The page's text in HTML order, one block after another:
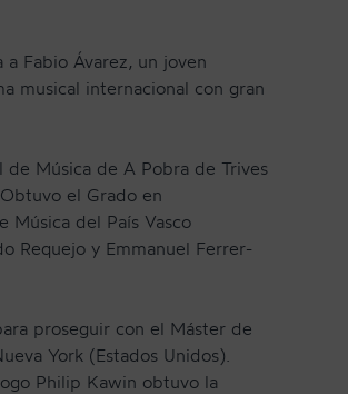
Fabio Ávarez, un joven
musical internacional con gran
de Música de A Pobra de Trives
el Grado en
Música del País Vasco
Requejo y Emmanuel Ferrer-
proseguir con el Máster de
York (Estados Unidos).
Philip Kawin obtuvo la